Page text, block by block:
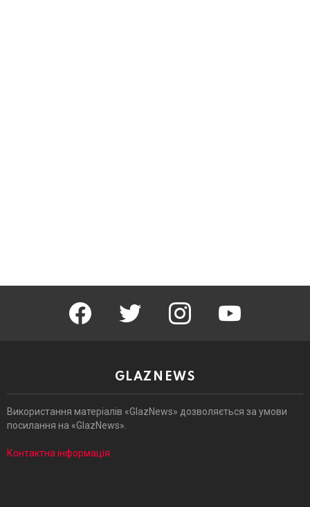
facebook twitter instagram
GLAZNEWS
Використання матеріалів «GlazNews» дозволяється за умови
посилання на «GlazNews».
Контактна інформація